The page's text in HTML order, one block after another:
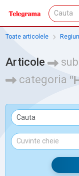
Toate articolele
Articole
categoria